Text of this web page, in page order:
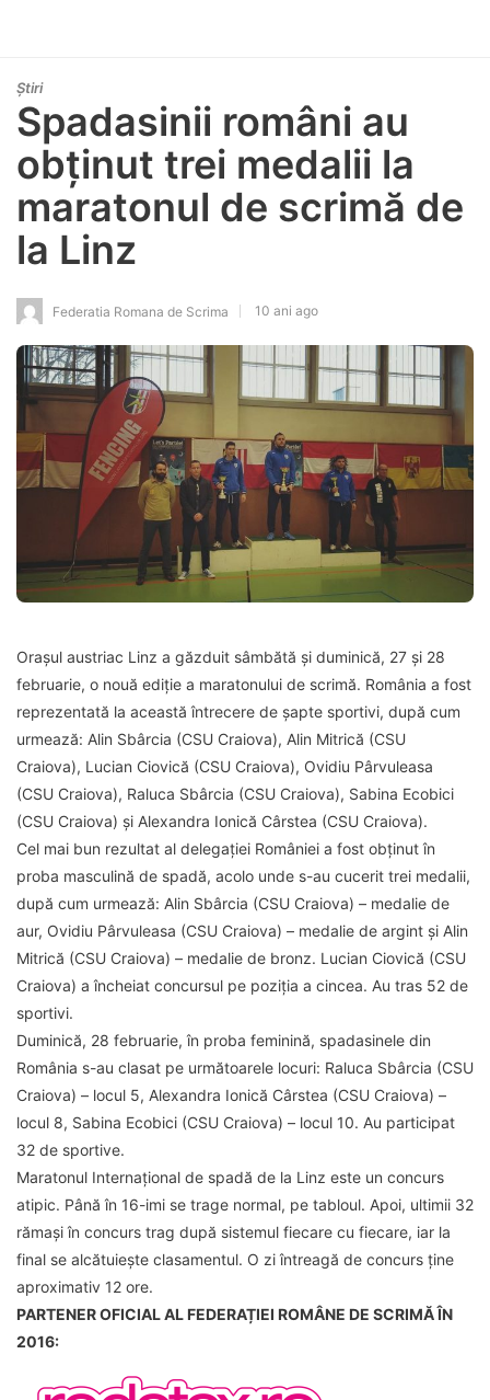
Știri
Spadasinii români au
obținut trei medalii la
maratonul de scrimă de
la Linz
Federatia Romana de Scrima 10 ani ago
Orașul austriac Linz a găzduit sâmbătă și duminică, 27 și 28
februarie, o nouă ediție a maratonului de scrimă. România a fost
reprezentată la această întrecere de șapte sportivi, după cum
urmează: Alin Sbârcia (CSU Craiova), Alin Mitrică (CSU
Craiova), Lucian Ciovică (CSU Craiova), Ovidiu Pârvuleasa
(CSU Craiova), Raluca Sbârcia (CSU Craiova), Sabina Ecobici
(CSU Craiova) și Alexandra Ionică Cârstea (CSU Craiova).
Cel mai bun rezultat al delegației României a fost obținut în
proba masculină de spadă, acolo unde s-au cucerit trei medalii,
după cum urmează: Alin Sbârcia (CSU Craiova) – medalie de
aur, Ovidiu Pârvuleasa (CSU Craiova) – medalie de argint și Alin
Mitrică (CSU Craiova) – medalie de bronz. Lucian Ciovică (CSU
Craiova) a încheiat concursul pe poziția a cincea. Au tras 52 de
sportivi.
Duminică, 28 februarie, în proba feminină, spadasinele din
România s-au clasat pe următoarele locuri: Raluca Sbârcia (CSU
Craiova) – locul 5, Alexandra Ionică Cârstea (CSU Craiova) –
locul 8, Sabina Ecobici (CSU Craiova) – locul 10. Au participat
32 de sportive.
Maratonul Internaţional de spadă de la Linz este un concurs
atipic. Până în 16-imi se trage normal, pe tabloul. Apoi, ultimii 32
rămaşi în concurs trag după sistemul fiecare cu fiecare, iar la
final se alcătuieşte clasamentul. O zi întreagă de concurs ţine
aproximativ 12 ore.
PARTENER OFICIAL AL FEDERAȚIEI ROMÂNE DE SCRIMĂ ÎN
2016: